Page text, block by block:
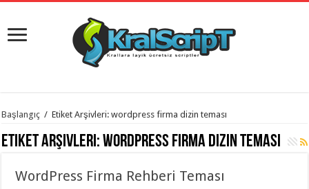
istanbul
evden
eve
organizasyon,
Başlangıç / Etiket Arşivleri: wordpress firma dizin teması
Etiket Arşivleri:wordpress firma dizin teması
WordPress Firma Rehberi Teması